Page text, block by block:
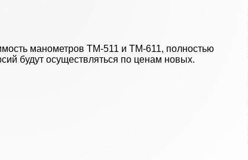
манометров ТМ-511 и ТМ-611, полностью
будут осуществляться по ценам новых.